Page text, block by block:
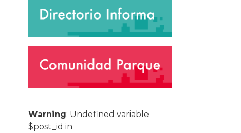
Warning: Undefined variable
$post_id in